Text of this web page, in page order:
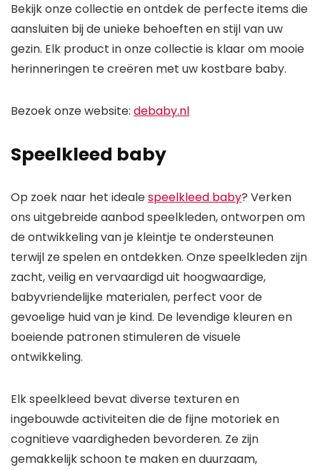
Bekijk onze collectie en ontdek de perfecte items die
aansluiten bij de unieke behoeften en stijl van uw
gezin. Elk product in onze collectie is klaar om mooie
herinneringen te creëren met uw kostbare baby.
Bezoek onze website: debaby.nl
Speelkleed baby
Op zoek naar het idealespeelkleed baby? Verken
ons uitgebreide aanbod speelkleden, ontworpen om
de ontwikkeling van je kleintje te ondersteunen
terwijl ze spelen en ontdekken. Onze speelkleden zijn
zacht, veilig en vervaardigd uit hoogwaardige,
babyvriendelijke materialen, perfect voor de
gevoelige huid van je kind. De levendige kleuren en
boeiende patronen stimuleren de visuele
ontwikkeling.
Elk speelkleed bevat diverse texturen en
ingebouwde activiteiten die de fijne motoriek en
cognitieve vaardigheden bevorderen. Ze zijn
gemakkelijk schoon te maken en duurzaam,